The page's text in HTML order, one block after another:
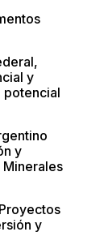
y
potencial
y
y